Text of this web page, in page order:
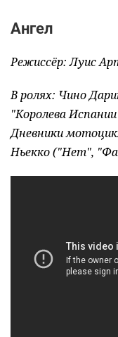
Ангел
Режиссёр: Луис
В ролях: Чино
"Королева
Дневники
Ньекко ("Нет",